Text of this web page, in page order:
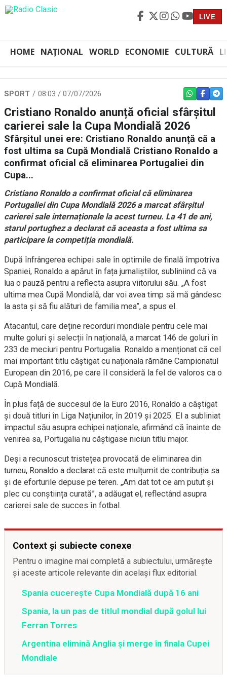
LIVE
HOME NAȚIONAL WORLD ECONOMIE CULTURĂ
SPORT 08:03 / 07/07/2026 WHATSAPP
Cristiano Ronaldo anunță oficial sfârșitul
carierei sale la Cupa Mondială 2026
Sfârșitul unei ere: Cristiano Ronaldo anunță că a
fost ultima sa Cupă Mondială Cristiano Ronaldo a
confirmat oficial că eliminarea Portugaliei din
Cupa...
Cristiano Ronaldo a confirmat oficial că eliminarea
Portugaliei din Cupa Mondială 2026 a marcat sfârșitul
carierei sale internaționale la acest turneu. La 41 de ani,
starul portughez a declarat că aceasta a fost ultima sa
participare la competiția mondială.
După înfrângerea echipei sale în optimile de finală împotriva
Spaniei, Ronaldo a apărut în fața jurnaliștilor, subliniind că va
lua o pauză pentru a reflecta asupra viitorului său. „A fost
ultima mea Cupă Mondială, dar voi avea timp să mă gândesc
la asta și să fiu alături de familia mea”, a spus el.
Atacantul, care deține recorduri mondiale pentru cele mai
multe goluri și selecții în națională, a marcat 146 de goluri în
233 de meciuri pentru Portugalia. Ronaldo a menționat că cel
mai important titlu câștigat cu naționala rămâne Campionatul
European din 2016, pe care îl consideră la fel de valoros ca o
Cupă Mondială.
În plus față de succesul de la Euro 2016, Ronaldo a câștigat
și două titluri în Liga Națiunilor, în 2019 și 2025. El a subliniat
impactul său asupra echipei naționale, afirmând că înainte de
venirea sa, Portugalia nu câștigase niciun titlu major.
Deși a recunoscut tristețea provocată de eliminarea din
turneu, Ronaldo a declarat că este mulțumit de contribuția sa
și de eforturile depuse pe teren. „Am dat tot ce am putut și
plec cu conștiința curată”, a adăugat el, reflectând asupra
carierei sale de succes în fotbal.
Context și subiecte conexe
Pentru o imagine mai completă a subiectului, urmărește
și aceste articole relevante din același flux editorial.
Spania cucerește Cupa Mondială după 16 ani
Spania, la un pas de titlul mondial după golul lui
Ferran Torres
Argentina elimină Anglia și merge în finala Cupei
Mondiale